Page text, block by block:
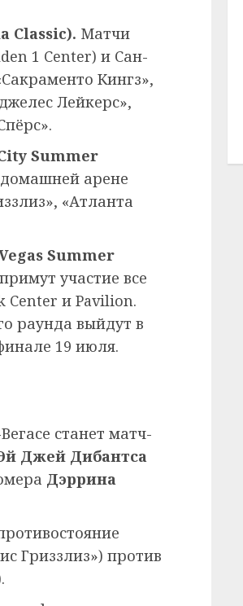
Classic). Матчи
1 Center) и Сан-
Кингз»,
Лейкерс»,
Summer
арене
«Атланта
Summer
участие все
Center и Pavilion.
раунда выйдут в
19 июля.
станет матч-
Джей Дибантса
Дэррина
Гриззлиз») против